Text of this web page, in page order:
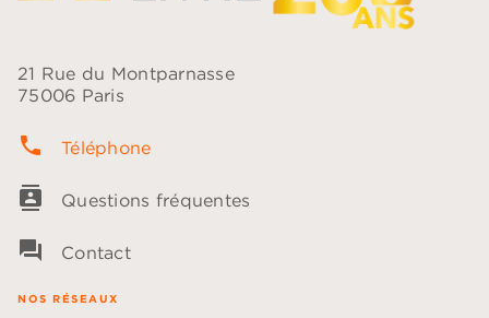
21 Rue du Montparnasse
75006 Paris
phone Téléphone
contacts Questions fréquentes
question_answer Contact
NOS RÉSEAUX